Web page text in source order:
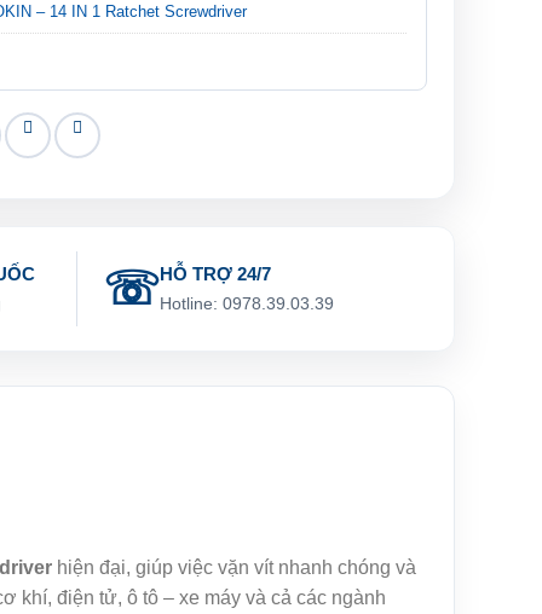
– 14 IN 1 Ratchet Screwdriver
HỖ TRỢ 24/7
Hotline: 0978.39.03.39
hiện đại, giúp việc vặn vít nhanh chóng và
khí, điện tử, ô tô – xe máy và cả các ngành